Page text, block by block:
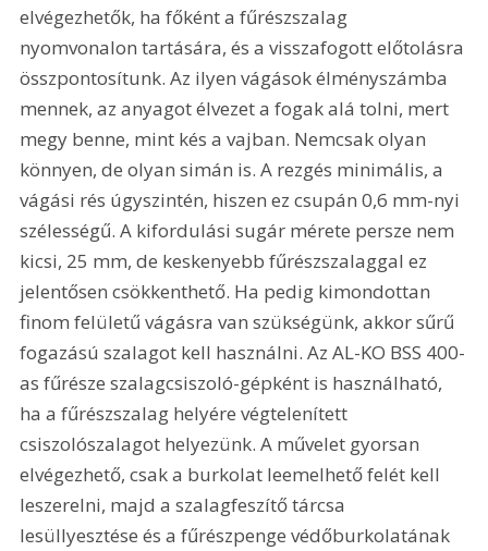
elvégezhetők, ha főként a fűrészszalag
nyomvonalon tartására, és a visszafogott előtolásra
összpontosítunk. Az ilyen vágások élményszámba
mennek, az anyagot élvezet a fogak alá tolni, mert
megy benne, mint kés a vajban. Nemcsak olyan
könnyen, de olyan simán is. A rezgés minimális, a
vágási rés úgyszintén, hiszen ez csupán 0,6 mm-nyi
szélességű. A kifordulási sugár mérete persze nem
kicsi, 25 mm, de keskenyebb fűrészszalaggal ez
jelentősen csökkenthető. Ha pedig kimondottan
finom felületű vágásra van szükségünk, akkor sűrű
fogazású szalagot kell használni. Az AL-KO BSS 400-
as fűrésze szalagcsiszoló-gépként is használható,
ha a fűrészszalag helyére végtelenített
csiszolószalagot helyezünk. A művelet gyorsan
elvégezhető, csak a burkolat leemelhető felét kell
leszerelni, majd a szalagfeszítő tárcsa
lesüllyesztése és a fűrészpenge védőburkolatának